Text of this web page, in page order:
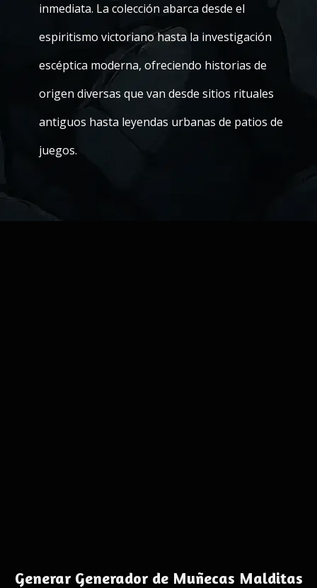
inmediata. La colección abarca desde el
espiritismo victoriano hasta la investigación
escéptica moderna, ofreciendo historias de
origen diversas que van desde sitios rituales
antiguos hasta leyendas urbanas de patios de
juegos.
Generar Generador de Muñecas Malditas